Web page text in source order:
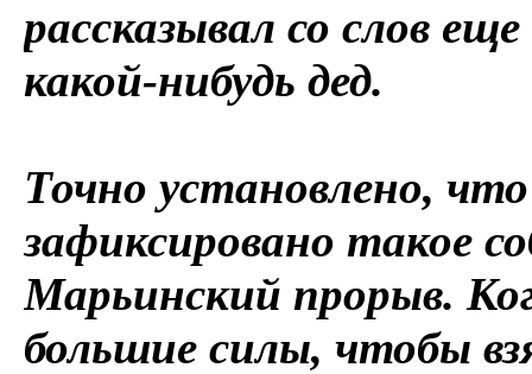
рассказывал со слов
какой-нибудь дед.
Точно установлено,
зафиксировано такое
Марьинский прорыв.
большие силы, чтобы